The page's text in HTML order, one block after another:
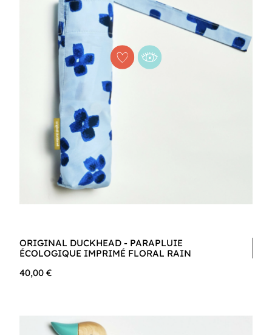
ORIGINAL DUCKHEAD - PARAPLUIE
ÉCOLOGIQUE IMPRIMÉ FLORAL RAIN
40,00 €